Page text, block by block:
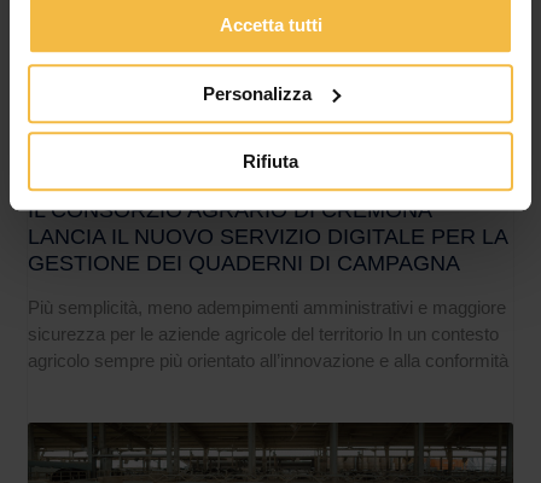
Accetta tutti
Personalizza
Rifiuta
IL CONSORZIO AGRARIO DI CREMONA
LANCIA IL NUOVO SERVIZIO DIGITALE PER LA
GESTIONE DEI QUADERNI DI CAMPAGNA
Più semplicità, meno adempimenti amministrativi e maggiore
sicurezza per le aziende agricole del territorio In un contesto
agricolo sempre più orientato all’innovazione e alla conformità